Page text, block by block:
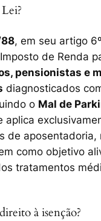
88, em seu artigo
de Renda
pensionistas e
diagnosticados
o Mal de
aplica
de aposentadoria,
como objetivo
tratamentos
à isenção?